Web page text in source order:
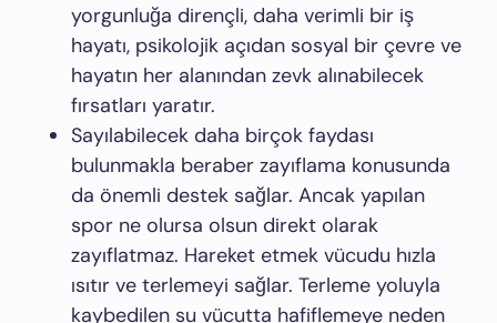
yorgunluğa dirençli, daha verimli bir iş
hayatı, psikolojik açıdan sosyal bir çevre ve
hayatın her alanından zevk alınabilecek
fırsatları yaratır.
Sayılabilecek daha birçok faydası
bulunmakla beraber zayıflama konusunda
da önemli destek sağlar. Ancak yapılan
spor ne olursa olsun direkt olarak
zayıflatmaz. Hareket etmek vücudu hızla
ısıtır ve terlemeyi sağlar. Terleme yoluyla
kaybedilen su vücutta hafiflemeye neden